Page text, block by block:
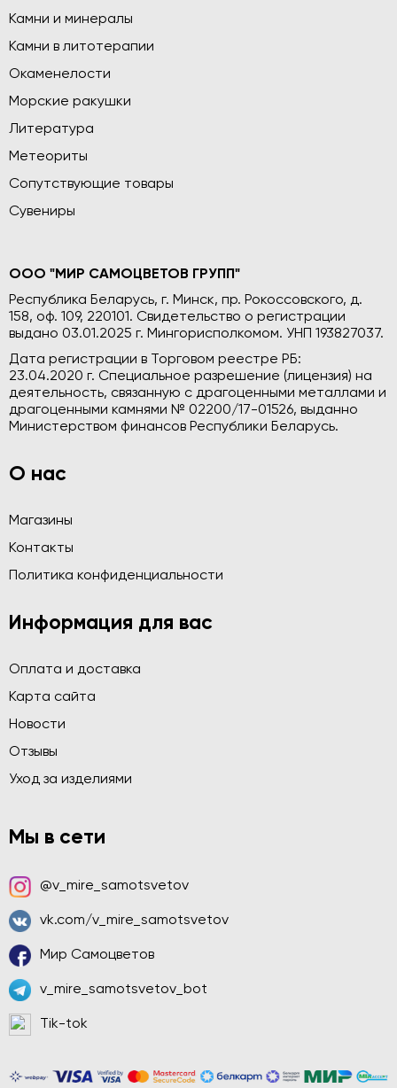
Камни и минералы
Камни в литотерапии
Окаменелости
Морские ракушки
Литература
Метеориты
Сопутствующие товары
Сувениры
ООО "МИР САМОЦВЕТОВ ГРУПП"
Республика Беларусь, г. Минск, пр. Рокоссовского, д.
158, оф. 109, 220101. Свидетельство о регистрации
выдано 03.01.2025 г. Мингорисполкомом. УНП 193827037.
Дата регистрации в Торговом реестре РБ:
23.04.2020 г. Специальное разрешение (лицензия) на
деятельность, связанную с драгоценными металлами и
драгоценными камнями № 02200/17-01526, выданно
Министерством финансов Республики Беларусь.
О нас
Магазины
Контакты
Политика конфиденциальности
Информация для вас
Оплата и доставка
Карта сайта
Новости
Отзывы
Уход за изделиями
Мы в сети
@v_mire_samotsvetov
vk.com/v_mire_samotsvetov
Мир Самоцветов
v_mire_samotsvetov_bot
Tik-tok